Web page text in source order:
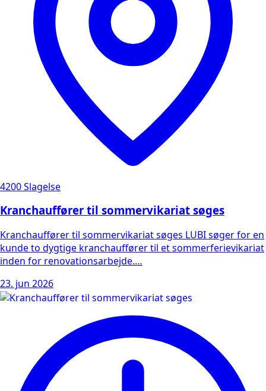
4200 Slagelse
Kranchauffører til sommervikariat søges
Kranchauffører til sommervikariat søges LUBI søger for en
kunde to dygtige kranchauffører til et sommerferievikariat
inden for renovationsarbejde.…
23. jun 2026